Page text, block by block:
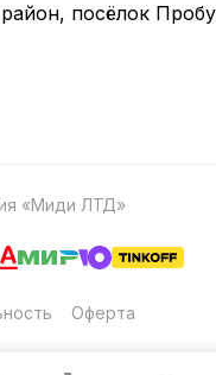
посёлок
«Миди ЛТД»
Оферта